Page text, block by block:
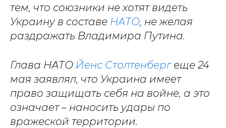
тем, что союзники не хотят видеть
Украину в составе НАТО, не желая
раздражать Владимира Путина.
Глава НАТО Йенс Столтенбергеще 24
мая заявлял, что Украина имеет
право защищать себя на войне, а это
означает – наносить удары по
вражеской территории.